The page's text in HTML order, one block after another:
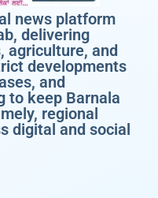
news platform
delivering
agriculture, and
developments
and
to keep Barnala
regional
digital and social